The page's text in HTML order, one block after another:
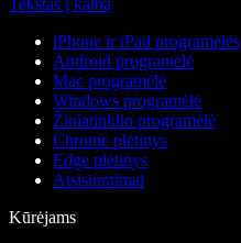
iPhone ir iPad programėlės
Android programėlė
Mac programėlė
Windows programėlė
Žiniatinklio programėlė
Chrome plėtinys
Edge plėtinys
Atsisiuntimai
Kūrėjams